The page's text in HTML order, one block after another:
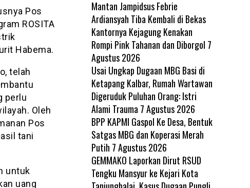
Pos
ROSITA
Habema.
telah
perlu
Oleh
Pos
tani
untuk
uang
Mantan Jampidsus Febrie
Ardiansyah Tiba Kembali di Bekas
Kantornya Kejagung Kenakan
Rompi Pink Tahanan dan Diborgol 7
Agustus 2026
Usai Ungkap Dugaan MBG Basi di
Ketapang Kalbar, Rumah Wartawan
Digeruduk Puluhan Orang: Istri
Alami Trauma 7 Agustus 2026
BPP KAPMI Gaspol Ke Desa, Bentuk
Satgas MBG dan Koperasi Merah
Putih 7 Agustus 2026
GEMMAKO Laporkan Dirut RSUD
Tengku Mansyur ke Kejari Kota